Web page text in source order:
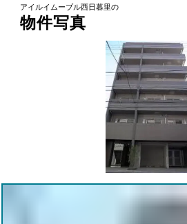
アイルイムーブル西日暮里の
物件写真